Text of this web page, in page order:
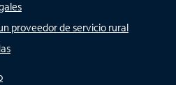
proveedor de servicio rural